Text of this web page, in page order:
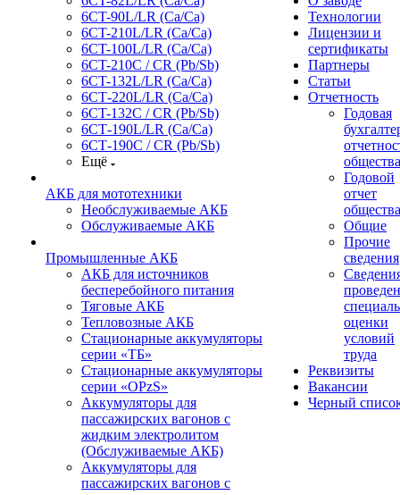
6CT-90L/LR (Ca/Ca)
6CT-210L/LR (Ca/Ca)
6CT-100L/LR (Ca/Ca)
6CT-210C / CR (Pb/Sb)
6CT-132L/LR (Ca/Ca)
6СТ-220L/LR (Ca/Ca)
6CT-132C / CR (Pb/Sb)
6СТ-190L/LR (Ca/Ca)
6СТ-190С / CR (Pb/Sb)
Ещё
АКБ для мототехники
Необслуживаемые АКБ
Обслуживаемые АКБ
Промышленные АКБ
АКБ для источников
бесперебойного питания
Тяговые АКБ
Тепловозные АКБ
Стационарные аккумуляторы
серии «ТБ»
Стационарные аккумуляторы
серии «OPzS»
Аккумуляторы для
пассажирских вагонов с
жидким электролитом
(Обслуживаемые АКБ)
Аккумуляторы для
пассажирских вагонов с
Технологии
Лицензии и
сертификаты
Партнеры
Статьи
Отчетность
Годовая
общества
Годовой
отчет
общества
Общие
Прочие
сведения
оценки
условий
труда
Реквизиты
Вакансии
Черный